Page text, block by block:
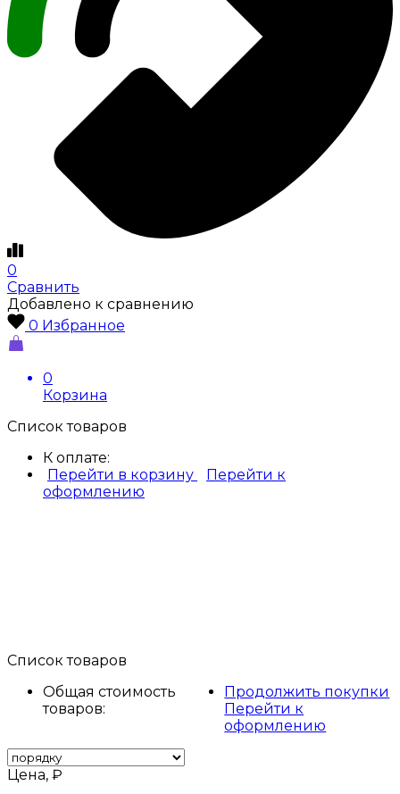
0
Сравнить
Добавлено к сравнению
0 Избранное
0
Корзина
Список товаров
К оплате:
Перейти в корзину
Перейти к
оформлению
Список товаров
Общая стоимость
товаров:
Продолжить покупки
Перейти к
оформлению
Цена, ₽